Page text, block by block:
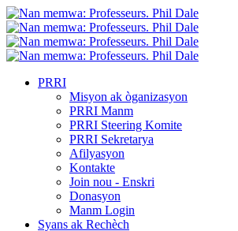
PRRI
Misyon ak òganizasyon
PRRI Manm
PRRI Steering Komite
PRRI Sekretarya
Afilyasyon
Kontakte
Join nou - Enskri
Donasyon
Manm Login
Syans ak Rechèch